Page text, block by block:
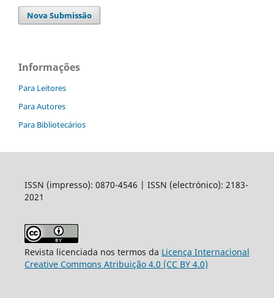
Nova Submissão
Informações
Para Leitores
Para Autores
Para Bibliotecários
ISSN (impresso): 0870-4546 | ISSN (electrónico): 2183-
2021
Revista licenciada nos termos da Licença Internacional
Creative Commons Atribuição 4.0 (CC BY 4.0)